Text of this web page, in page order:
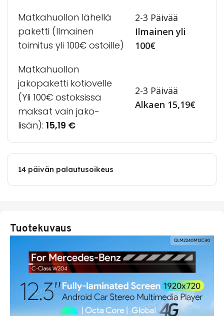
Matkahuollon lähellä
paketti (Ilmainen
toimitus yli 100€ ostoille)
2-3 Päivää
Ilmainen yli
100€
Matkahuollon
jakopaketti kotiovelle
(Yli 100€ ostoksissa
maksat vain jako-
lisän): 15,19 €
2-3 Päivää
Alkaen 15,19€
14 päivän palautusoikeus
Tuotekuvaus